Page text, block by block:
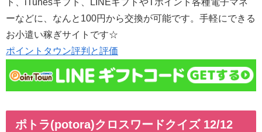
ーなどに、なんと100円から交換が可能です。手軽にできる
お小遣い稼ぎサイトです☆
ポイントタウン評判と評価
ポトラ(potora)クロスワードクイズ 12/12